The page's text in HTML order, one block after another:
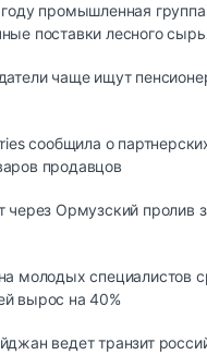
промышленная
поставки лесного
чаще ищут
сообщила о
продавцов
через Ормузский пролив
молодых специалистов
вырос на 40%
ведет транзит